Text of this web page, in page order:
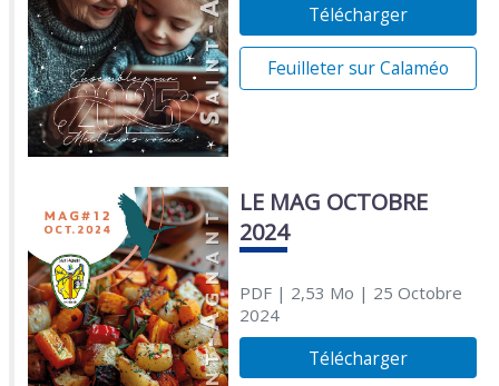
Télécharger
Feuilleter sur Calaméo
LE MAG OCTOBRE
2024
PDF| 2,53 Mo | 25 Octobre
2024
Télécharger